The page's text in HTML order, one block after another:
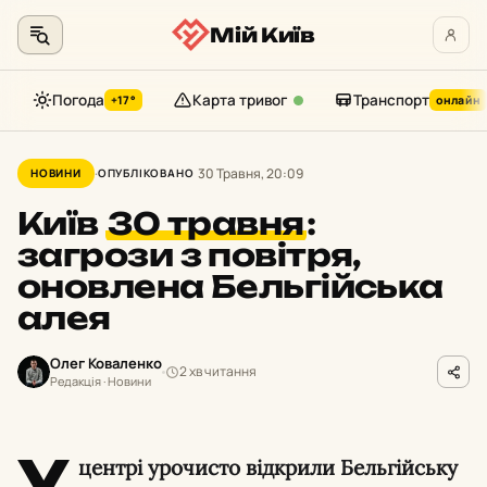
до
контенту
Мій Київ
Погода +17° Карта тривог Транспорт онлайн
НОВИНИ ОПУБЛІКОВАНО 30 Травня, 20:09
Київ30 травня:
загрози з повітря,
оновлена Бельгійська
алея
Олег Коваленко
Редакція · Новини
2 хв читання
центрі урочисто відкрили Бельгійську